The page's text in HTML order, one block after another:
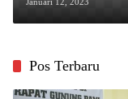
Pos Terbaru